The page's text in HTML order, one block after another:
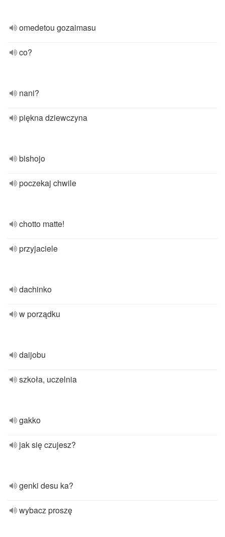
omedetou gozaimasu
co?
nani?
piękna dziewczyna
bishojo
poczekaj chwile
chotto matte!
przyjaciele
dachinko
w porządku
daijobu
szkoła, uczelnia
gakko
jak się czujesz?
genki desu ka?
wybacz proszę